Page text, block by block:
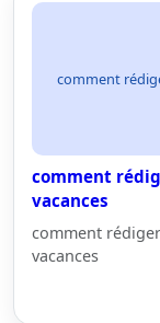
comment
comment
vacances
comment
vacances